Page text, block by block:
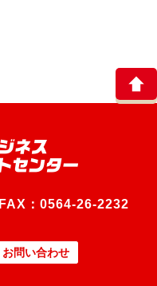
FAX：0564-26-2232
お問い合わせ